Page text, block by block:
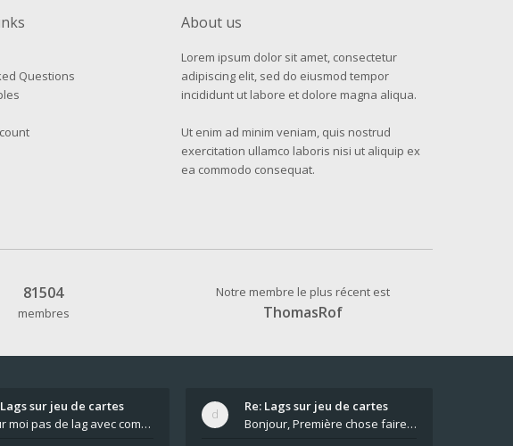
Questions
About us
Lorem ipsum dolor sit amet, consectetur
adipiscing elit, sed do eiusmod tempor
incididunt ut labore et dolore magna aliqua.
Ut enim ad minim veniam, quis nostrud
exercitation ullamco laboris nisi ut aliquip ex
ea commodo consequat.
81504
membres
Notre membre le plus récent est
ThomasRof
Lags sur jeu de cartes
Pour moi pas de lag avec comme navigateur Chrome
Re: Lags sur jeu de cartes
Bonjour, Première chose faire un arrêt complet de